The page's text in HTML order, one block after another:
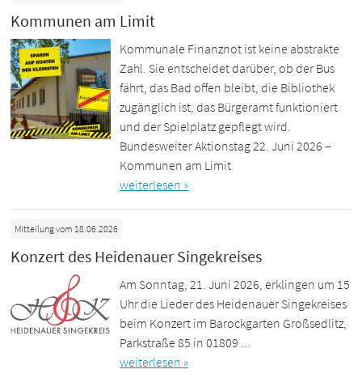
Kommunen am Limit
Kommunale Finanznot ist keine abstrakte
Zahl. Sie entscheidet darüber, ob der Bus
fährt, das Bad offen bleibt, die Bibliothek
zugänglich ist, das Bürgeramt funktioniert
und der Spielplatz gepflegt wird.
Bundesweiter Aktionstag 22. Juni 2026 –
Kommunen am Limit
weiterlesen »
Mitteilung vom 18.06.2026
Konzert des Heidenauer Singekreises
Am Sonntag, 21. Juni 2026, erklingen um 15
Uhr die Lieder des Heidenauer Singekreises
beim Konzert im Barockgarten Großsedlitz,
Parkstraße 85 in 01809 ...
weiterlesen »